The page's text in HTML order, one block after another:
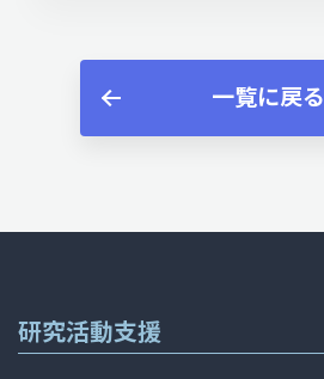
一覧に戻る
研究活動支援